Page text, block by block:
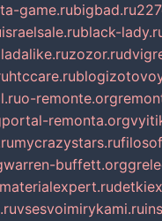
game.rubigbad.ru
israelsale.rublack-
ladalike.ruzozor.ru
htccare.ru
o-remonte.org
portal-remonta.org
mycrazystars.ru
warren-buffett.org
materialexpert.ru
vsesvoimirykami.ru